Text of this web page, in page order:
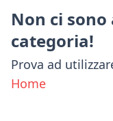
Non ci
categoria!
Prova ad
Home